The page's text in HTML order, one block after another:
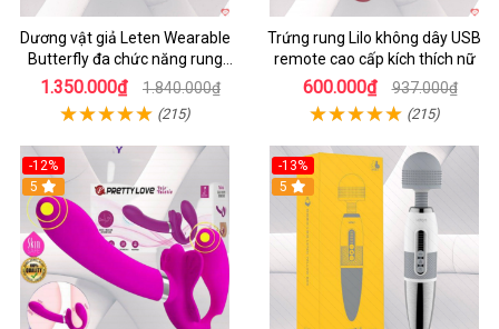
Dương vật giả Leten Wearable
Butterfly đa chức năng rung
mạnh điều khiển app bluetooth
1.350.000₫ 1.840.000₫
(215)
Trứng rung Lilo không dây USB
remote cao cấp kích thích nữ
600.000₫ 937.000₫
(215)
-12%
5
-13%
5